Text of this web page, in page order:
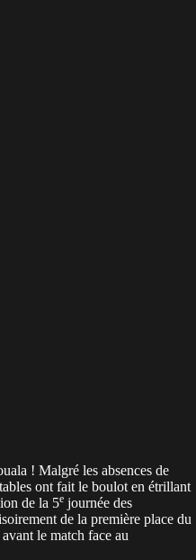
! Malgré les absences de
ont fait le boulot en étrillant
de la 5e journée des
de la première place du
le match face au